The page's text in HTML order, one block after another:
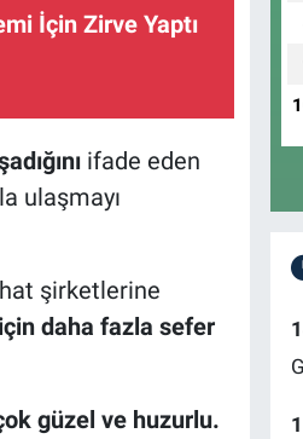
İçin Zirve Yaptı
ifade eden
ulaşmayı
şirketlerine
daha fazla sefer
güzel ve huzurlu.